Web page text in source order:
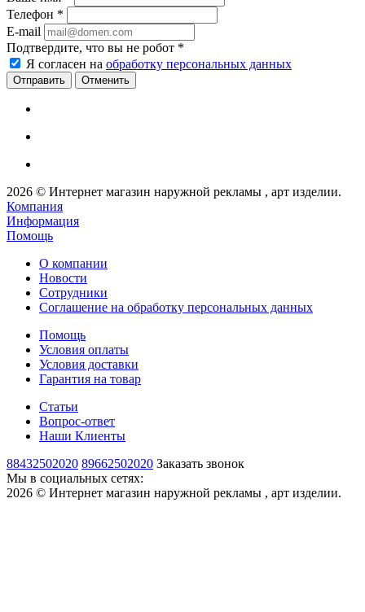
Телефон *
E-mail
Подтвердите, что вы не робот *
Я согласен на обработку персональных данных
Отменить
2026 © Интернет магазин наружной рекламы , арт изделии.
Компания
Информация
Помощь
О компании
Новости
Сотрудники
Соглашение на обработку персональных данных
Помощь
Условия оплаты
Условия доставки
Гарантия на товар
Статьи
Вопрос-ответ
Наши Клиенты
88432502020 89662502020 Заказать звонок
Мы в социальных сетях:
2026 © Интернет магазин наружной рекламы , арт изделии.